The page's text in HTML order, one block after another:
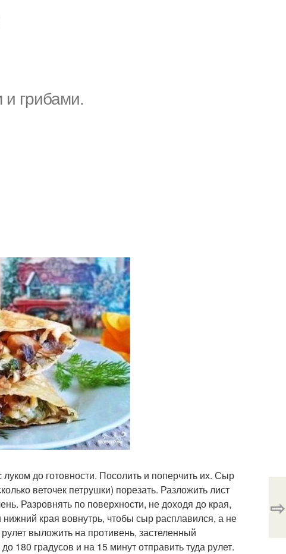
грибами.
до готовности. Посолить и поперчить их. Сыр
веточек петрушки) порезать. Разложить лист
Разровнять по поверхности, не доходя до края,
края вовнутрь, чтобы сыр расплавился, а не
выложить на противень, застеленный
180 градусов и на 15 минут отправить туда рулет.
⇨